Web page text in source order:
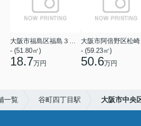
大阪市福島区福島３丁目
- (51.80㎡)
18.7万円
大
- (59.23㎡)
50.6万円
一覧 谷町四丁目駅 大阪市中央